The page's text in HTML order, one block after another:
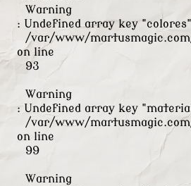
Warning
: Undefined array key
/var/www/
on line
93
Warning
: Undefined array key
/var/www/
on line
99
Warning